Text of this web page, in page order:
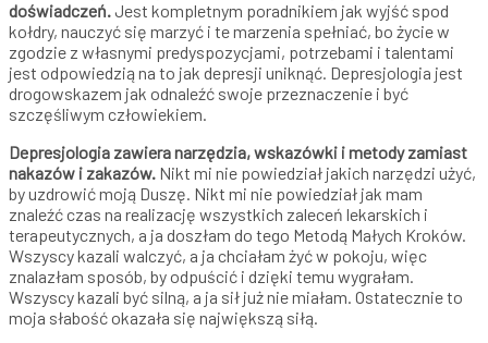
doświadczeń. Jest kompletnym poradnikiem jak wyjść spod
kołdry, nauczyć się marzyć i te marzenia spełniać, bo życie w
zgodzie z własnymi predyspozycjami, potrzebami i talentami
jest odpowiedzią na to jak depresji uniknąć. Depresjologia jest
drogowskazem jak odnaleźć swoje przeznaczenie i być
szczęśliwym człowiekiem.
Depresjologia zawiera narzędzia, wskazówki i metody zamiast
nakazów i zakazów. Nikt mi nie powiedział jakich narzędzi użyć,
by uzdrowić moją Duszę. Nikt mi nie powiedział jak mam
znaleźć czas na realizację wszystkich zaleceń lekarskich i
terapeutycznych, a ja doszłam do tego Metodą Małych Kroków.
Wszyscy kazali walczyć, a ja chciałam żyć w pokoju, więc
znalazłam sposób, by odpuścić i dzięki temu wygrałam.
Wszyscy kazali być silną, a ja sił już nie miałam. Ostatecznie to
moja słabość okazała się największą siłą.